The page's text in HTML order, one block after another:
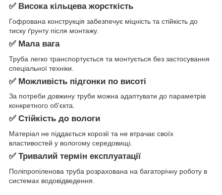
✅ Висока кільцева жорсткість
Гофрована конструкція забезпечує міцність та стійкість до
тиску ґрунту після монтажу.
✅ Мала вага
Труба легко транспортується та монтується без застосування
спеціальної техніки.
✅ Можливість підгонки по висоті
За потреби довжину труби можна адаптувати до параметрів
конкретного об'єкта.
✅ Стійкість до вологи
Матеріал не піддається корозії та не втрачає своїх
властивостей у вологому середовищі.
✅ Тривалий термін експлуатації
Поліпропіленова труба розрахована на багаторічну роботу в
системах водовідведення.